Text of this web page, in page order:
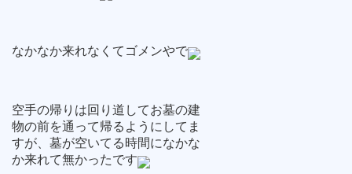
なかなか来れなくてゴメンやで
空手の帰りは回り道してお墓の建
物の前を通って帰るようにしてま
すが、墓が空いてる時間になかな
か来れて無かったです